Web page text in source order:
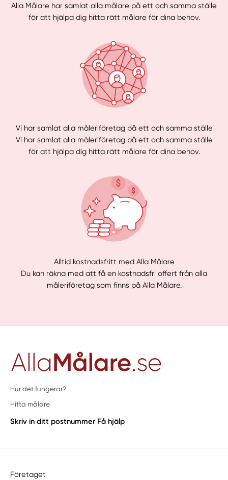
Alla Målare har samlat alla målare på ett och samma ställe
för att hjälpa dig hitta rätt målare för dina behov.
Vi har samlat alla måleriföretag på ett och samma ställe
Vi har samlat alla måleriföretag på ett och samma ställe
för att hjälpa dig hitta rätt målare för dina behov.
Alltid kostnadsfritt med Alla Målare
Du kan räkna med att få en kostnadsfri offert från alla
måleriföretag som finns på Alla Målare.
Hur det fungerar?
Hitta målare
Skriv in ditt postnummer Få hjälp
Företaget